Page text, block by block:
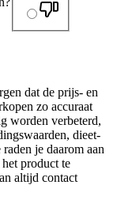
dat de prijs- en
zo accuraat
worden verbeterd,
dieet-
je daarom aan
product te
altijd contact